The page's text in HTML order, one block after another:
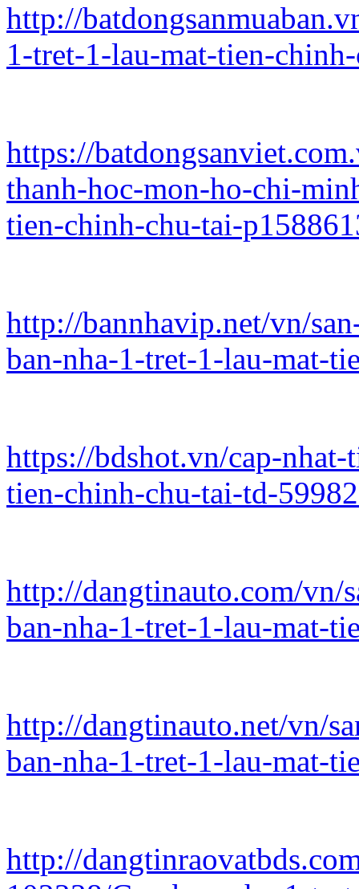
http://
1-tret-1-lau-mat-tien-
https://
thanh-hoc-mon-ho-chi-
tien-chinh-chu-tai-
http://bannhavip.net/vn/
ban-nha-1-tret-1-lau-mat-
https://bdshot.vn/cap-
tien-chinh-chu-tai-td-
http://dangtinauto.com/vn/
ban-nha-1-tret-1-lau-mat-
http://dangtinauto.net/vn/
ban-nha-1-tret-1-lau-mat-
http://